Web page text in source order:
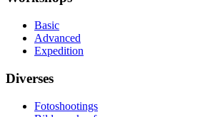
Basic
Advanced
Expedition
Diverses
Fotoshootings